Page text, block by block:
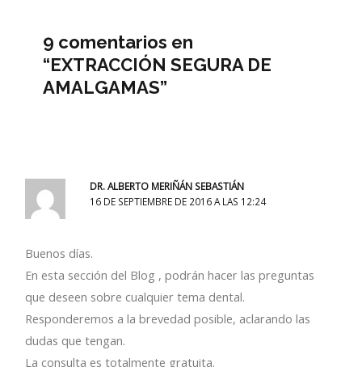
9 comentarios en
“EXTRACCIÓN SEGURA DE
AMALGAMAS”
DR. ALBERTO MERIÑÁN SEBASTIÁN
16 DE SEPTIEMBRE DE 2016 A LAS 12:24
Buenos días.
En esta sección del Blog , podrán hacer las preguntas
que deseen sobre cualquier tema dental.
Responderemos a la brevedad posible, aclarando las
dudas que tengan.
La consulta es totalmente gratuita.